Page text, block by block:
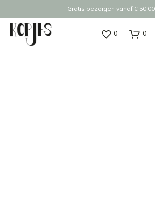
Gratis bezorgen vanaf € 50,00
0 0